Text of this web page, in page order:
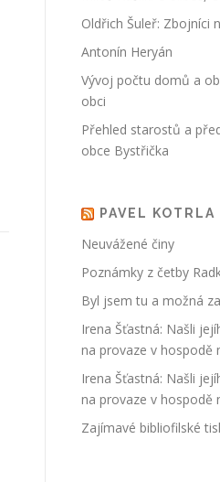
Oldřich Šuleř: Zbojníci
Antonín Heryán
Vývoj počtu domů a
obci
Přehled starostů a
obce Bystřička
PAVEL
Neuvážené činy
Poznámky z četby
Byl jsem tu a možná
Irena Šťastná: Našli
na provaze v hospodě
Irena Šťastná: Našli
na provaze v hospodě
Zajímavé bibliofilské